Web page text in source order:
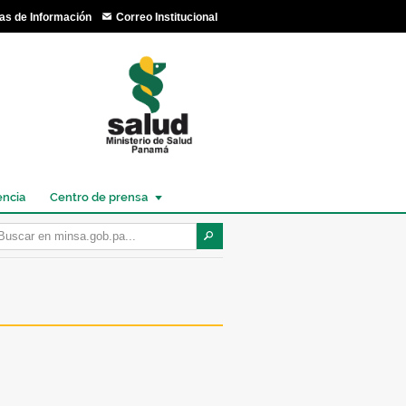
de Información Correo Institucional
Centro de prensa